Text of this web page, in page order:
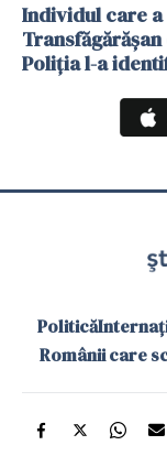
Individul care a
Poliția l-a
Politică
Românii care